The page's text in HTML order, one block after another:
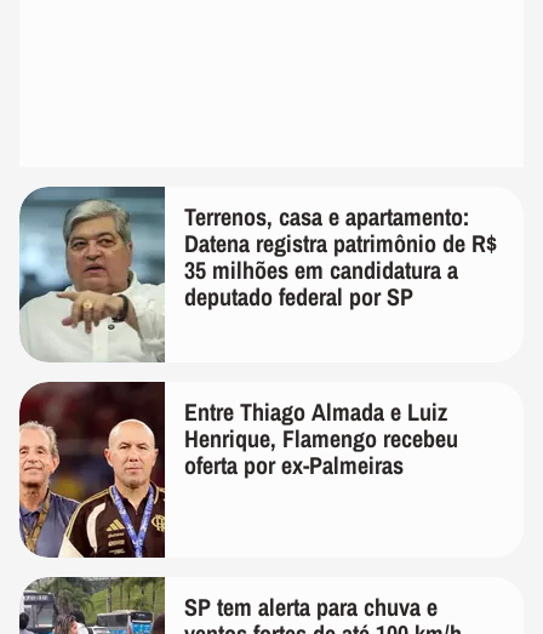
Terrenos, casa e apartamento:
Datena registra patrimônio de R$
35 milhões em candidatura a
deputado federal por SP
Entre Thiago Almada e Luiz
Henrique, Flamengo recebeu
oferta por ex-Palmeiras
SP tem alerta para chuva e